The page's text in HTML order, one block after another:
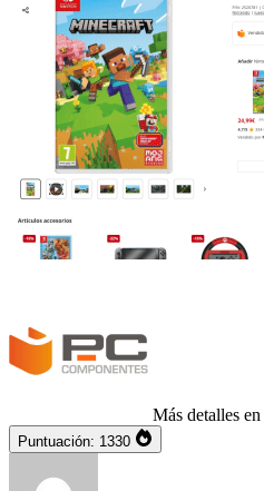
Más detalles en
Puntuación: 1330